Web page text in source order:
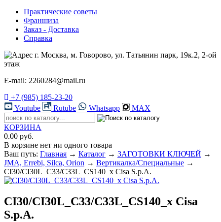
Практические советы
Франшиза
Заказ - Доставка
Справка
г. Москва, м. Говорово, ул. Татьянин парк, 19к.2, 2-ой
этаж
E-mail: 2260284@mail.ru
+7 (985) 185-23-20
Youtube
Rutube Whatsapp MAX
КОРЗИНА
0.00 руб.
В корзине нет ни одного товара
Ваш путь: Главная → Каталог → ЗАГОТОВКИ КЛЮЧЕЙ →
JMA, Errebi, Silca, Orion → Вертикалка/Специальные →
CI30/CI30L_C33/C33L_CS140_x Cisa S.p.A.
CI30/CI30L_C33/C33L_CS140_x Cisa
S.p.A.